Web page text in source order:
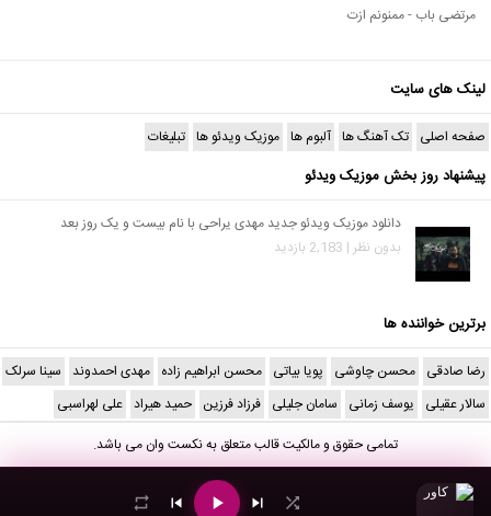
مرتضی باب - ممنونم ازت
لینک های سایت
صفحه اصلی تک آهنگ ها آلبوم ها موزیک ویدئو ها تبلیغات
پیشنهاد روز بخش موزیک ویدئو
دانلود موزیک ویدئو جدید مهدی یراحی با نام بیست و یک روز بعد
بدون نظر | 2,183 بازدید
برترین خواننده ها
رضا صادقی محسن چاوشی پویا بیاتی محسن ابراهیم زاده مهدی احمدوند سینا سرلک
سالار عقیلی یوسف زمانی سامان جلیلی فرزاد فرزین حمید هیراد علی لهراسبی
تمامی حقوق و مالکیت قالب متعلق بهنکست وانمی باشد.